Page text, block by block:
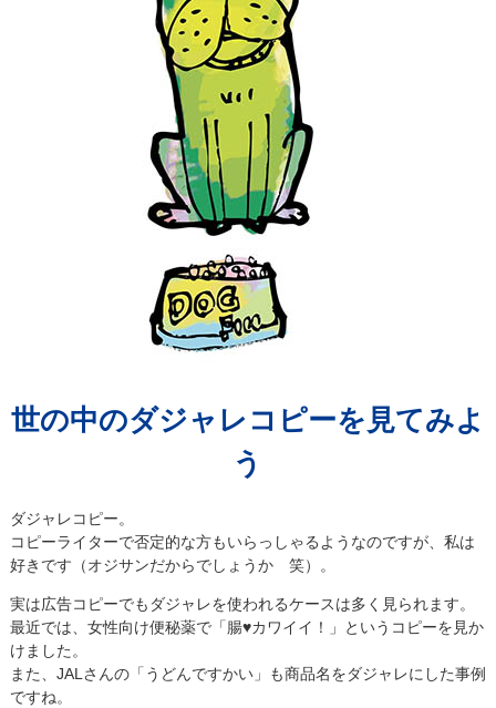
世の中のダジャレコピーを見てみよ
う
ダジャレコピー。
コピーライターで否定的な方もいらっしゃるようなのですが、私は
好きです（オジサンだからでしょうか 笑）。
実は広告コピーでもダジャレを使われるケースは多く見られます。
最近では、女性向け便秘薬で「腸♥カワイイ！」というコピーを見か
けました。
また、JALさんの「うどんですかい」も商品名をダジャレにした事例
ですね。